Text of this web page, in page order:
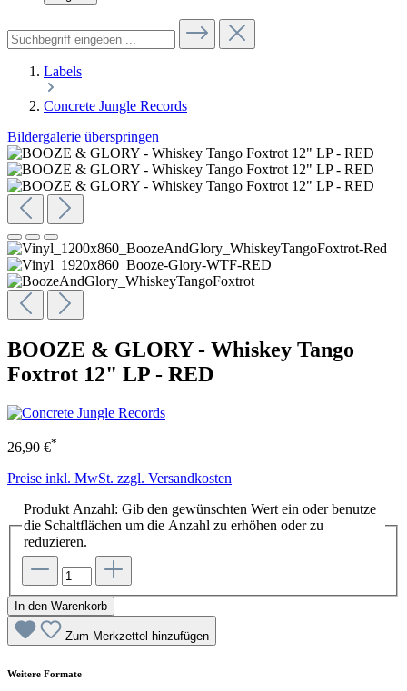
Labels
Concrete Jungle Records
Bildergalerie überspringen
BOOZE & GLORY - Whiskey Tango
Foxtrot 12" LP - RED
26,90 €*
Preise inkl. MwSt. zzgl. Versandkosten
Produkt Anzahl: Gib den gewünschten Wert ein oder benutze
die Schaltflächen um die Anzahl zu erhöhen oder zu
reduzieren.
In den Warenkorb
Zum Merkzettel hinzufügen
Weitere Formate